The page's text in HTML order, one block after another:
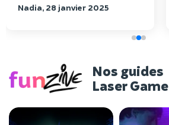
plusieurs niveaux on a passé un
Nadia, 28 janvier 2025
Nos guides
Laser Game